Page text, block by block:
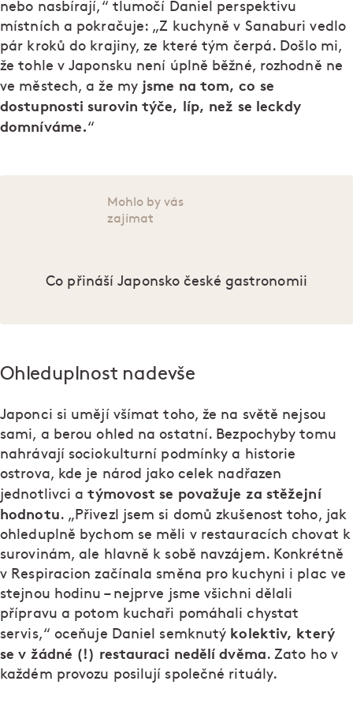
nebo nasbírají,“ tlumočí Daniel perspektivu
místních a pokračuje: „Z kuchyně v Sanaburi vedlo
pár kroků do krajiny, ze které tým čerpá. Došlo mi,
že tohle v Japonsku není úplně běžné, rozhodně ne
ve městech, a že myjsme na tom, co se
dostupnosti surovin týče, líp, než se leckdy
domníváme.“
Mohlo by vás
zajímat
Co přináší Japonsko české gastronomii
Ohleduplnost nadevše
Japonci si umějí všímat toho, že na světě nejsou
sami, a berou ohled na ostatní. Bezpochyby tomu
nahrávají sociokulturní podmínky a historie
ostrova, kde je národ jako celek nadřazen
jednotlivci atýmovost se považuje za stěžejní
hodnotu. „Přivezl jsem si domů zkušenost toho, jak
ohleduplně bychom se měli v restauracích chovat k
surovinám, ale hlavně k sobě navzájem. Konkrétně
v Respiracion začínala směna pro kuchyni i plac ve
stejnou hodinu – nejprve jsme všichni dělali
přípravu a potom kuchaři pomáhali chystat
servis,“ oceňuje Daniel semknutý kolektiv, který
se v žádné (!) restauraci nedělí dvěma. Zato ho v
každém provozu posilují společné rituály.